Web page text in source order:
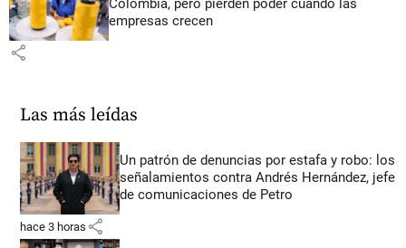
Colombia, pero pierden poder cuando las
empresas crecen
share
Las más leídas
Un patrón de denuncias por estafa y robo: los
señalamientos contra Andrés Hernández, jefe
de comunicaciones de Petro
hace 3 horas share